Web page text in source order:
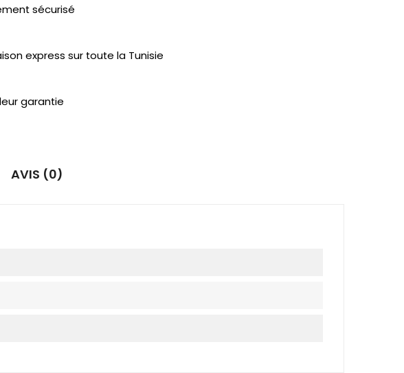
sécurisé
express sur toute la Tunisie
garantie
AVIS (0)